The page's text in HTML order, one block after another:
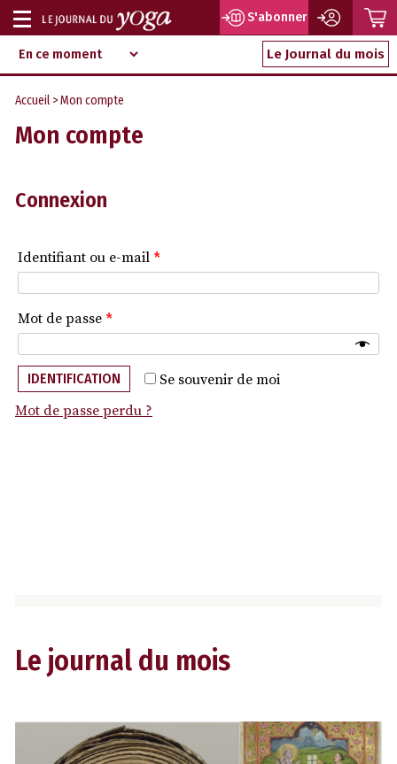
Aller
au
contenu
d‘information
indépendant
Afficher
ou
masquer
la
navigation
S'abonner
Le Journal du mois
Accueil > Mon compte
Mon compte
Connexion
Identifiant ou e-mail *
Mot de passe *
Se souvenir de moi
IDENTIFICATION
Mot de passe perdu ?
Le journal du mois